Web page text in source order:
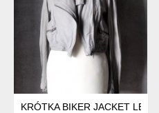
KRÓTKA BIKER JACKET LEN